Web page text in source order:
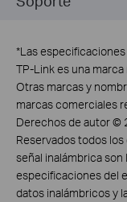
*Las
TP-Link es una
Otras marcas y
marcas comerciales
Derechos de autor ©
Reservados todos
señal inalámbrica
especificaciones del
datos inalámbricos y